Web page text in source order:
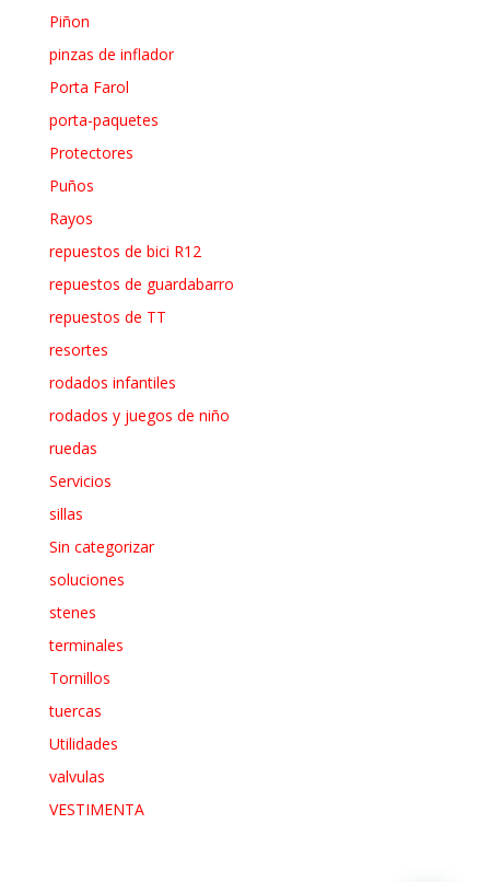
Piñon
pinzas de inflador
Porta Farol
porta-paquetes
Protectores
Puños
Rayos
repuestos de bici R12
repuestos de guardabarro
repuestos de TT
resortes
rodados infantiles
rodados y juegos de niño
ruedas
Servicios
sillas
Sin categorizar
soluciones
stenes
terminales
Tornillos
tuercas
Utilidades
valvulas
VESTIMENTA